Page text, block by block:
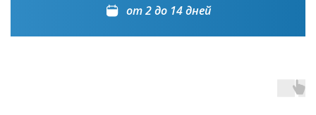
от 2 до 14 дней